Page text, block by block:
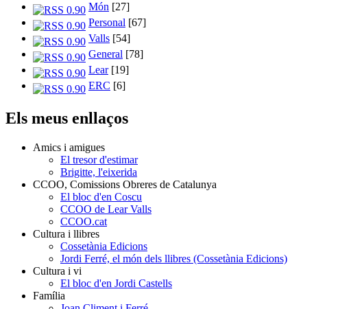
Món [27]
Personal [67]
Valls [54]
General [78]
Lear[19]
ERC [6]
Els meus enllaços
Amics i amigues
El tresor d'estimar
Brigitte, l'eixerida
CCOO, Comissions Obreres de Catalunya
El bloc d'en Coscu
CCOO de Lear Valls
CCOO.cat
Cultura i llibres
Cossetània Edicions
Jordi Ferré, el món dels llibres (Cossetània Edicions)
Cultura i vi
El bloc d'en Jordi Castells
Família